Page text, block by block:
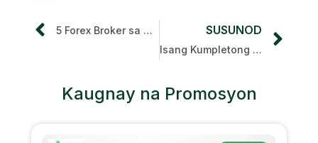
5 Forex Broker sa Pilipinas SUSUNOD
Isang Kumpletong Gabay sa India Forex at Paano Magsimula ng Forex Trading
Kaugnay na Promosyon